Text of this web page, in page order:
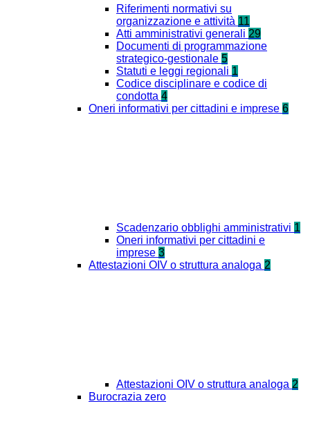
Riferimenti normativi su
organizzazione e attività 11
Atti amministrativi generali 29
Documenti di programmazione
strategico-gestionale 5
Statuti e leggi regionali 1
Codice disciplinare e codice di
condotta 4
Oneri informativi per cittadini e imprese 6
Scadenzario obblighi amministrativi 1
Oneri informativi per cittadini e
imprese 3
Attestazioni OIV o struttura analoga 2
Attestazioni OIV o struttura analoga 2
Burocrazia zero